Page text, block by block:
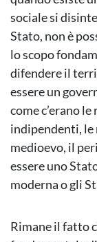
sociale si
Stato, non è
lo scopo
difendere il
essere un
come c’erano
indipendenti, le
medioevo, il
essere uno
moderna o gli
Rimane il fatto